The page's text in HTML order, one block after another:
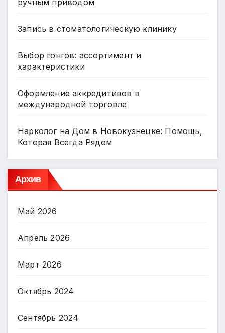
ручным приводом
Запись в стоматологическую клинику
Выбор гонгов: ассортимент и
характеристики
Оформление аккредитивов в
международной торговле
Нарколог на Дом в Новокузнецке: Помощь,
Которая Всегда Рядом
Архив
Май 2026
Апрель 2026
Март 2026
Октябрь 2024
Сентябрь 2024